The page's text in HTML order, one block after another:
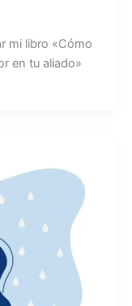
mi libro «Cómo
en tu aliado»